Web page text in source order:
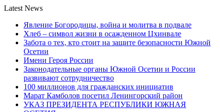
Latest News
Явление Богородицы, война и молитва в подвале
Хлеб – символ жизни в осажденном Цхинвале
Забота о тех, кто стоит на защите безопасности Южной
Осетии
Имени Героя России
Законодательные органы Южной Осетии и России
развивают сотрудничество
100 миллионов для гражданских инициатив
Марат Камболов посетил Ленингорский район
УКАЗ ПРЕЗИДЕНТА РЕСПУБЛИКИ ЮЖНАЯ